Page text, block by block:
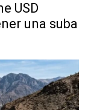
USD
una suba